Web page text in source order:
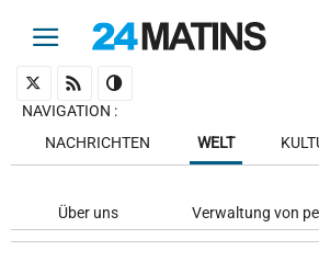
NAVIGATION :
NACHRICHTEN
WELT
Über uns Verwaltung von